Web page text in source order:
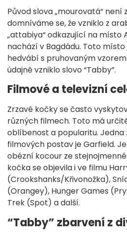
Původ slova „mourovatá“ není
domníváme se, že vzniklo z
„attabiya“ odkazující na místo
nachází v Bagdádu. Toto
hedvábí s pruhovaným
údajně vzniklo slovo “Tabby”.
Filmové a televizní
Zrzavé kočky se často
různých filmech. Toto má
oblíbenost a popularitu. Jedna
filmových postav je Garfield.
obézní kocour ze
kočka se objevila i ve filmu
(Crookshanks/Křivonožka),
(Orangey), Hunger Games
Trek (Spot) a další.
“Tabby” zbarvení z